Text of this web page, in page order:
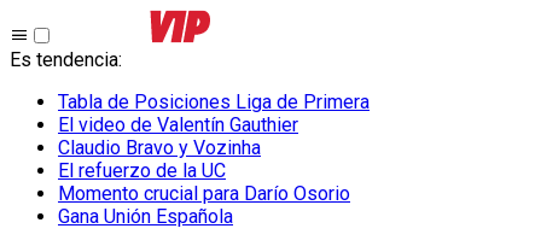
Es tendencia:
Tabla de Posiciones Liga de Primera
El video de Valentín Gauthier
Claudio Bravo y Vozinha
El refuerzo de la UC
Momento crucial para Darío Osorio
Gana Unión Española